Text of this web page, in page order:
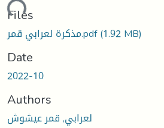
Files
مذكرة لعرابي قمر.pdf(1.92 MB)
Date
2022-10
Authors
لعرابي, قمر عيشوش